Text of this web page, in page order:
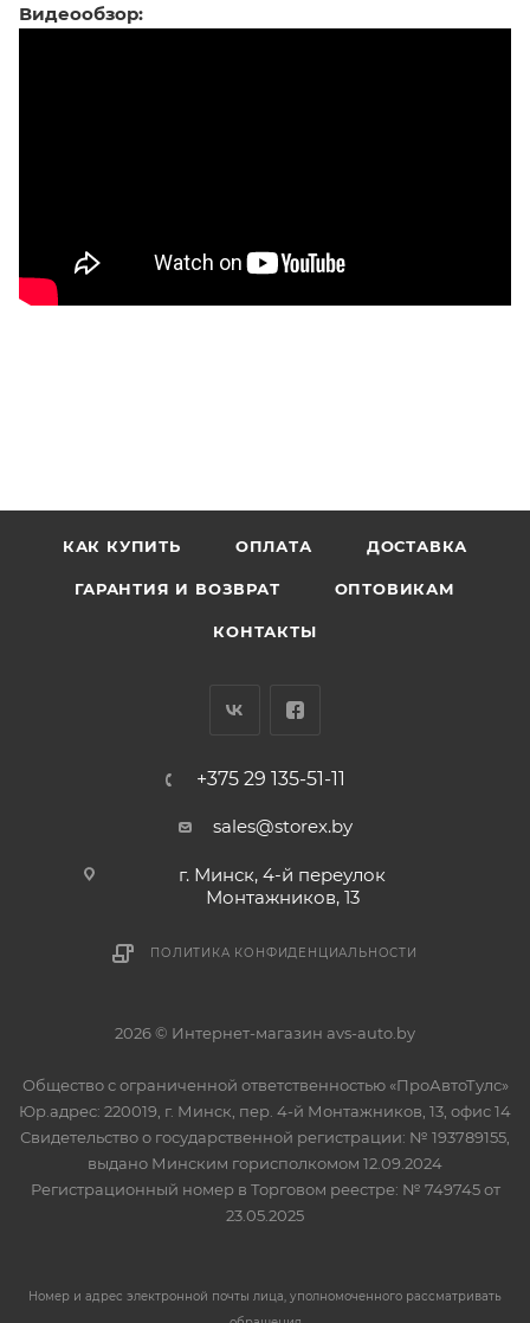
Видеообзор:
КАК КУПИТЬ ОПЛАТА ДОСТАВКА
ГАРАНТИЯ И ВОЗВРАТ ОПТОВИКАМ
КОНТАКТЫ
+375 29 135-51-11
sales@storex.by
г. Минск, 4-й переулок
Монтажников, 13
ПОЛИТИКА КОНФИДЕНЦИАЛЬНОСТИ
2026 © Интернет-магазин avs-auto.by
Общество с ограниченной ответственностью «ПроАвтоТулс»
Юр.адрес: 220019, г. Минск, пер. 4-й Монтажников, 13, офис 14
Свидетельство о государственной регистрации: № 193789155,
выдано Минским горисполкомом 12.09.2024
Регистрационный номер в Торговом реестре: № 749745 от
23.05.2025
Номер и адрес электронной почты лица, уполномоченного рассматривать